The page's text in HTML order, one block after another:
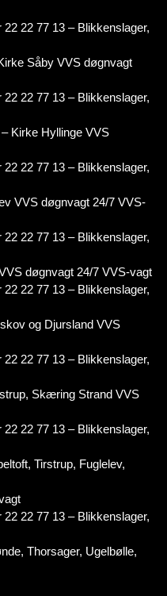
22 77 13 – Blikkenslager,
Såby VVS døgnvagt
22 77 13 – Blikkenslager,
Kirke Hyllinge VVS
22 77 13 – Blikkenslager,
VVS døgnvagt 24/7 VVS-
22 77 13 – Blikkenslager,
døgnvagt 24/7 VVS-vagt
22 77 13 – Blikkenslager,
og Djursland VVS
22 77 13 – Blikkenslager,
Skæring Strand VVS
22 77 13 – Blikkenslager,
Tirstrup, Fuglelev,
22 77 13 – Blikkenslager,
Thorsager, Ugelbølle,